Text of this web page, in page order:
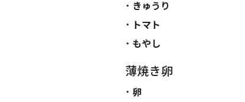
きゅうり
トマト
もやし
薄焼き卵
卵